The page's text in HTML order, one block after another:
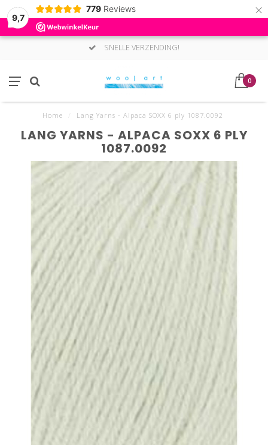
9,7
779 Reviews ×
SNELLE VERZENDING!
0
Home Lang Yarns - Alpaca SOXX 6 ply 1087.0092
LANG YARNS - ALPACA SOXX 6 PLY
1087.0092